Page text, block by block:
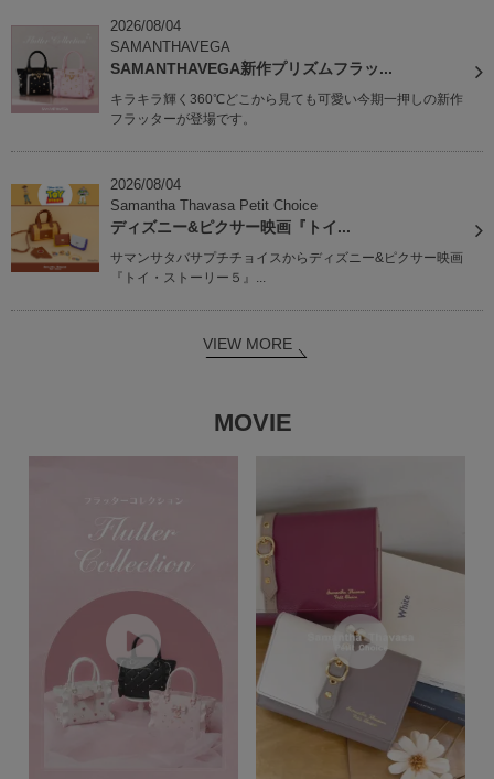
2026/08/04
SAMANTHAVEGA
SAMANTHAVEGA新作プリズムフラッ...
キラキラ輝く360℃どこから見ても可愛い今期一押しの新作
フラッターが登場です。
2026/08/04
Samantha Thavasa Petit Choice
ディズニー&ピクサー映画『トイ...
サマンサタバサプチチョイスからディズニー&ピクサー映画
『トイ・ストーリー５』...
VIEW MORE
MOVIE